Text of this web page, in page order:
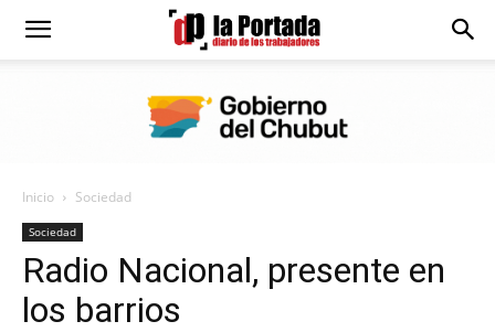
Diario
Portada
Inicio Sociedad
Sociedad
Radio Nacional, presente en
los barrios